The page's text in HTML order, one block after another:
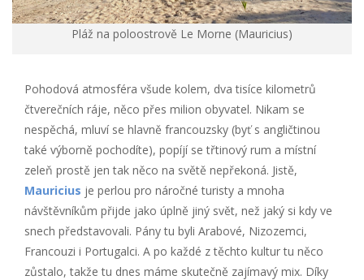
Pláž na poloostrově Le Morne (Mauricius)
Pohodová atmosféra všude kolem, dva tisíce kilometrů
čtverečních ráje, něco přes milion obyvatel. Nikam se
nespěchá, mluví se hlavně francouzsky (byť s angličtinou
také výborně pochodíte), popíjí se třtinový rum a místní
zeleň prostě jen tak něco na světě nepřekoná. Jistě,
Mauricius je perlou pro náročné turisty a mnoha
návštěvníkům přijde jako úplně jiný svět, než jaký si kdy ve
snech představovali. Pány tu byli Arabové, Nizozemci,
Francouzi i Portugalci. A po každé z těchto kultur tu něco
zůstalo, takže tu dnes máme skutečně zajímavý mix. Díky